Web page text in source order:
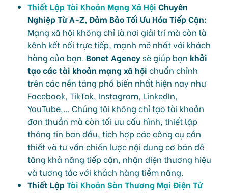
Thiết Lập Tài Khoản Mạng Xã Hội Chuyên
Nghiệp Từ A-Z, Đảm Bảo Tối Ưu Hóa Tiếp Cận:
Mạng xã hội không chỉ là nơi giải trí mà còn là
kênh kết nối trực tiếp, mạnh mẽ nhất với khách
hàng của bạn. Bonet Agencysẽ giúp bạn khởi
tạo các tài khoản mạng xã hội chuẩn chỉnh
trên các nền tảng phổ biến nhất hiện nay như
Facebook, TikTok, Instagram, LinkedIn,
YouTube,… Chúng tôi không chỉ tạo tài khoản
đơn thuần mà còn tối ưu cấu hình, thiết lập
thông tin ban đầu, tích hợp các công cụ cần
thiết và tư vấn chiến lược nội dung cơ bản để
tăng khả năng tiếp cận, nhận diện thương hiệu
và tương tác với khách hàng tiềm năng.
Thiết LậpTài Khoản Sàn Thương Mại Điện Tử